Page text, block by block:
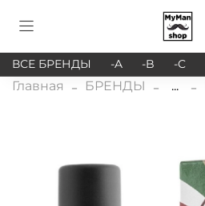
ВСЕ БРЕНДЫ -A -B -C
Главная БРЕНДЫ ...